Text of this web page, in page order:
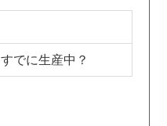
すでに生産中？